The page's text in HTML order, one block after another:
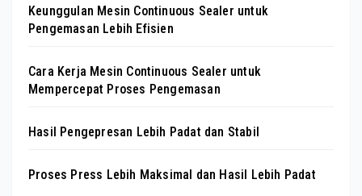
Keunggulan Mesin Continuous Sealer untuk
Pengemasan Lebih Efisien
Cara Kerja Mesin Continuous Sealer untuk
Mempercepat Proses Pengemasan
Hasil Pengepresan Lebih Padat dan Stabil
Proses Press Lebih Maksimal dan Hasil Lebih Padat